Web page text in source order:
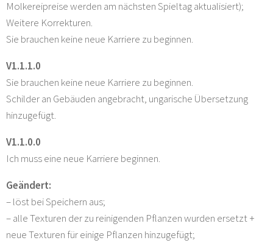
Molkereipreise werden am nächsten Spieltag aktualisiert);
Weitere Korrekturen.
Sie brauchen keine neue Karriere zu beginnen.
V1.1.1.0
Sie brauchen keine neue Karriere zu beginnen.
Schilder an Gebäuden angebracht, ungarische Übersetzung
hinzugefügt.
V1.1.0.0
Ich muss eine neue Karriere beginnen.
Geändert:
– löst bei Speichern aus;
– alle Texturen der zu reinigenden Pflanzen wurden ersetzt +
neue Texturen für einige Pflanzen hinzugefügt;